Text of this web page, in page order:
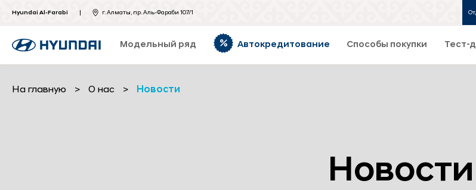
Hyundai Al-Farabi г. Алматы, пр. Аль-Фараби 107/1
Модельный ряд Автокредитование Способы покупки Тест-
На главную > О нас > Новости
Новости